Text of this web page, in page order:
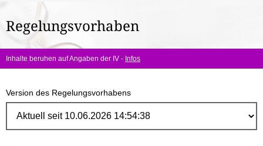
hier:
Regelungsvorhaben
Inhalte beruhen auf Angaben der IV - Infos
Version des Regelungsvorhabens